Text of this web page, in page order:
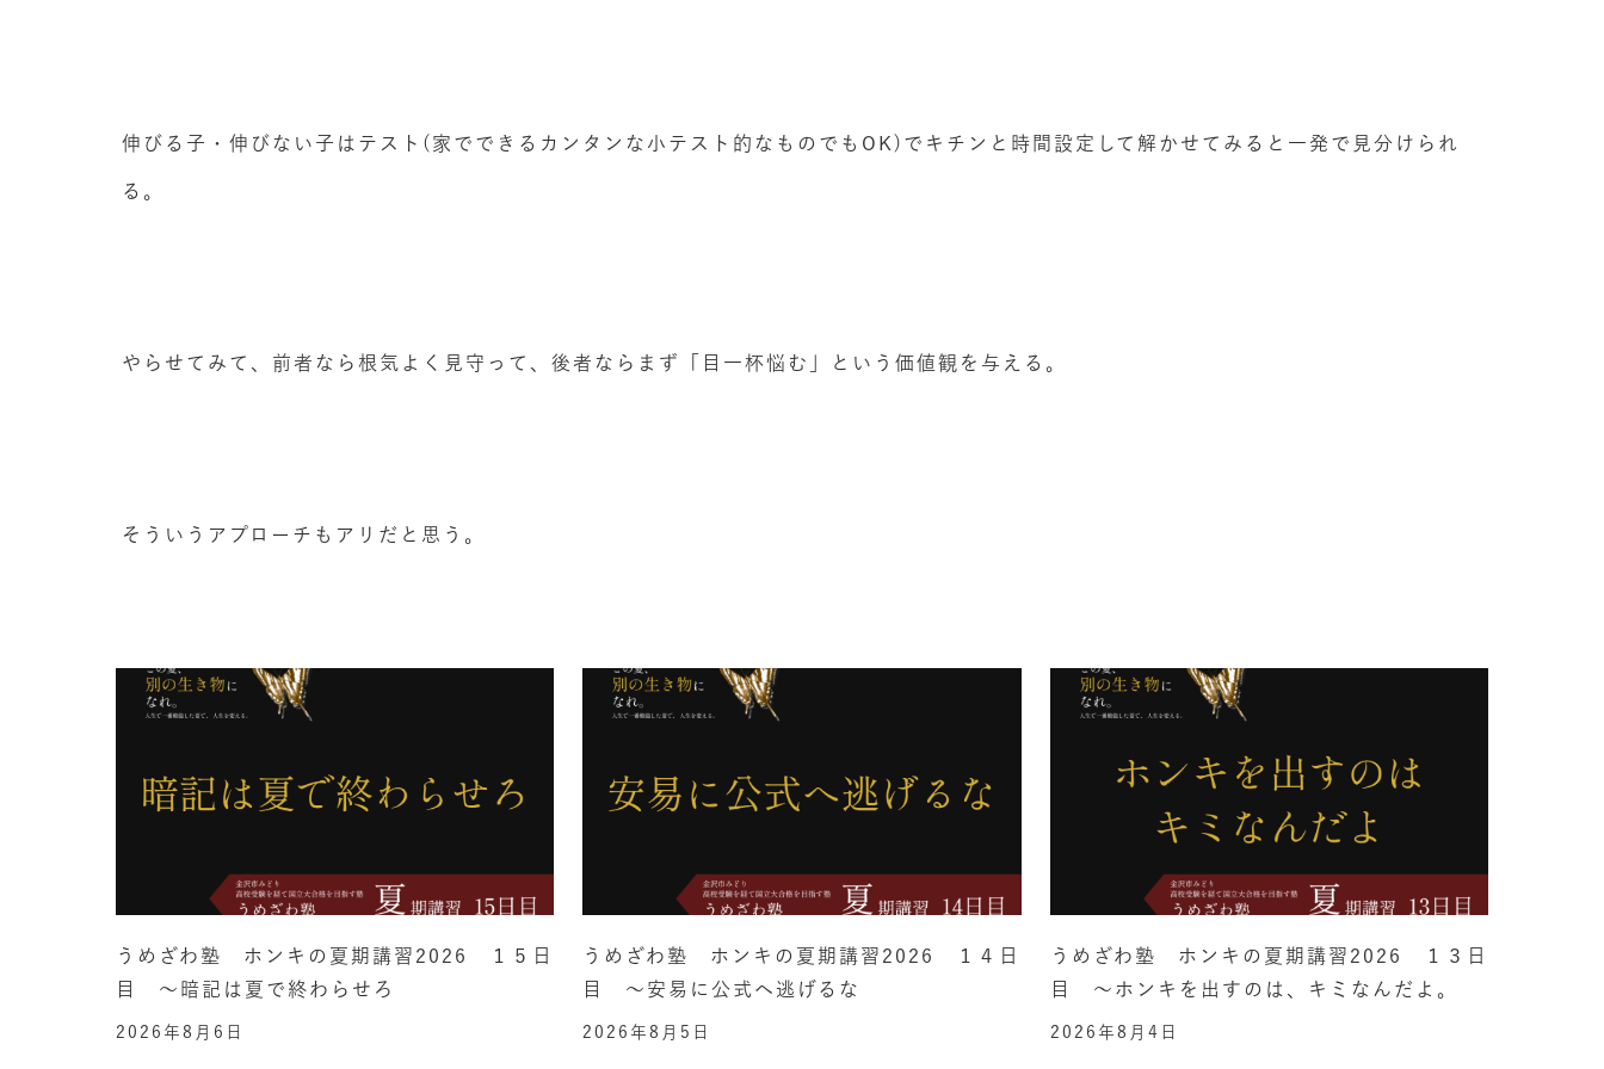
伸びる子・伸びない子はテスト(家でできるカンタンな小テスト的なものでもOK)でキチンと時間設定して解かせてみると一発で見分けられ
る。
やらせてみて、前者なら根気よく見守って、後者ならまず「目一杯悩む」という価値観を与える。
そういうアプローチもアリだと思う。
うめざわ塾 ホンキの夏期講習2026 １５日
目 ～暗記は夏で終わらせろ
2026年8月6日
うめざわ塾 ホンキの夏期講習2026 １４日
目 ～安易に公式へ逃げるな
2026年8月5日
うめざわ塾 ホンキの夏期講習2026 １３日
目 ～ホンキを出すのは、キミなんだよ。
2026年8月4日